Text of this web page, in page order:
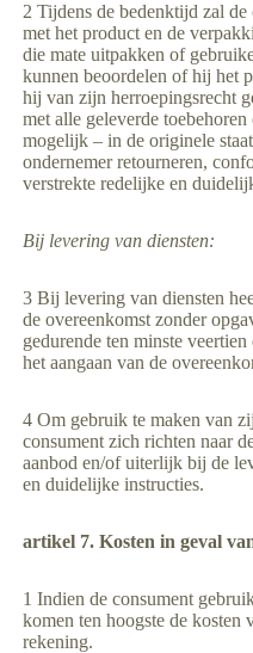
2 Tijdens de bedenktijd zal
met het product en de
die mate uitpakken of
kunnen beoordelen of hij het
hij van zijn herroepingsrecht
met alle geleverde
mogelijk – in de originele
ondernemer retourneren,
verstrekte redelijke en
Bij levering van diensten:
3 Bij levering van diensten
de overeenkomst zonder
gedurende ten minste
het aangaan van de
4 Om gebruik te maken van
consument zich richten naar
aanbod en/of uiterlijk bij de
en duidelijke instructies.
artikel 7. Kosten in geval
1 Indien de consument
komen ten hoogste de kosten
rekening.